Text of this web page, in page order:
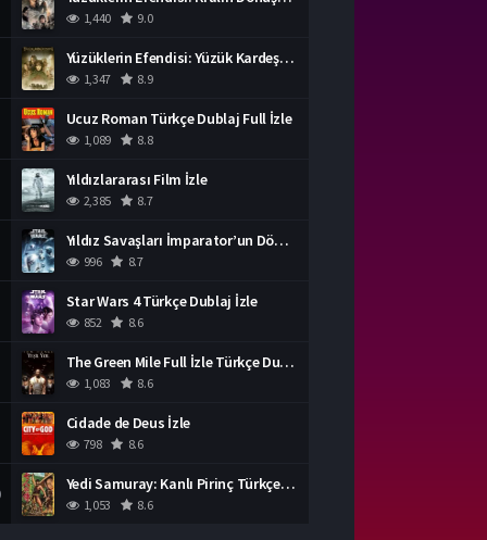
1,440 9.0
Yüzüklerin Efendisi: Yüzük Kardeşliği Türkçe Dublaj İzle
1,347 8.9
Ucuz Roman Türkçe Dublaj Full İzle
1,089 8.8
Yıldızlararası Film İzle
2,385 8.7
Yıldız Savaşları İmparator’un Dönüşü Türkçe Dublaj İzle
996 8.7
Star Wars 4 Türkçe Dublaj İzle
852 8.6
The Green Mile Full İzle Türkçe Dublaj
1,083 8.6
Cidade de Deus İzle
798 8.6
Yedi Samuray: Kanlı Pirinç Türkçe Dublaj İzle
1,053 8.6